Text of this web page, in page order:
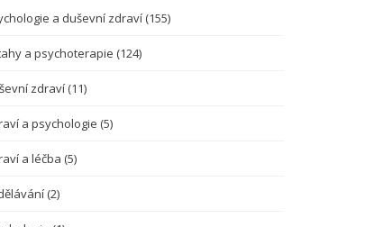
a duševní zdraví (155)
a psychoterapie (124)
zdraví (11)
a psychologie (5)
a léčba (5)
(2)